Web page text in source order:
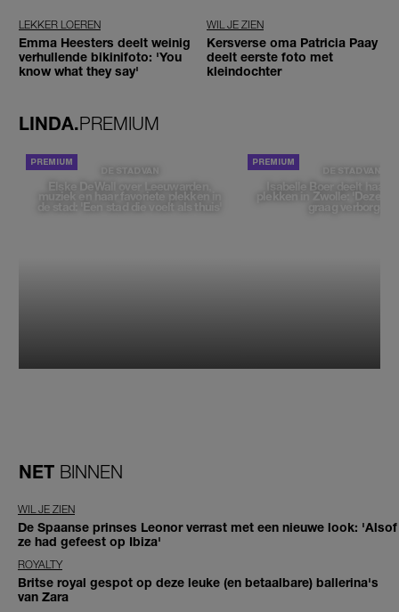
LEKKER LOEREN
Emma Heesters deelt weinig
verhullende bikinifoto: 'You
know what they say'
WIL JE ZIEN
Kersverse oma Patricia Paay
deelt eerste foto met
kleindochter
LINDA.PREMIUM
DE STAD VAN
Elske DeWall over Leeuwarden,
muziek en haar favoriete plekken in
de stad: 'Een stad die voelt als thuis'
DE STAD VAN
Isabelle Boer deelt haar
plekken in Zwolle: 'Deze
graag verborgen'
NET BINNEN
WIL JE ZIEN
De Spaanse prinses Leonor verrast met een nieuwe look: 'Alsof
ze had gefeest op Ibiza'
ROYALTY
Britse royal gespot op deze leuke (en betaalbare) ballerina's
van Zara